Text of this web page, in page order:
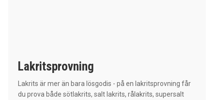
Lakritsprovning
Lakrits är mer än bara lösgodis - på en lakritsprovning får
du prova både sötlakrits, salt lakrits, rålakrits, supersalt